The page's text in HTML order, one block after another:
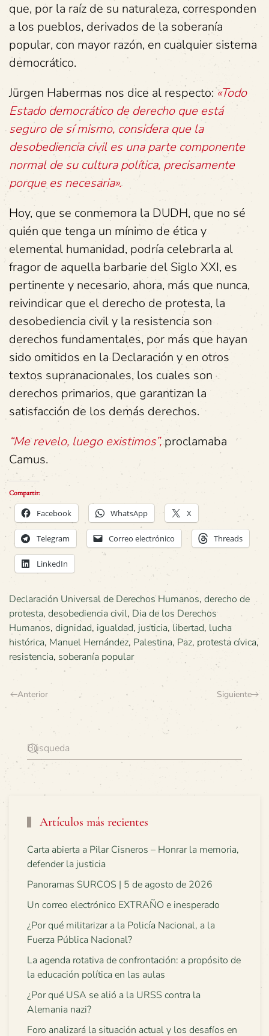
que, por la raíz de su naturaleza, corresponden
a los pueblos, derivados de la soberanía
popular, con mayor razón, en cualquier sistema
democrático.
Jürgen Habermas nos dice al respecto:«Todo
Estado democrático de derecho que está
seguro de sí mismo, considera que la
desobediencia civil es una parte componente
normal de su cultura política, precisamente
porque es necesaria».
Hoy, que se conmemora la DUDH, que no sé
quién que tenga un mínimo de ética y
elemental humanidad, podría celebrarla al
fragor de aquella barbarie del Siglo XXI, es
pertinente y necesario, ahora, más que nunca,
reivindicar que el derecho de protesta, la
desobediencia civil y la resistencia son
derechos fundamentales, por más que hayan
sido omitidos en la Declaración y en otros
textos supranacionales, los cuales son
derechos primarios, que garantizan la
satisfacción de los demás derechos.
“Me revelo, luego existimos”,proclamaba
Camus.
Compartir:
Facebook WhatsApp X
Telegram Correo electrónico Threads
LinkedIn
Declaración Universal de Derechos Humanos, derecho de
protesta, desobediencia civil, Dia de los Derechos
Humanos, dignidad, igualdad, justicia, libertad, lucha
histórica, Manuel Hernández, Palestina, Paz, protesta cívica,
resistencia, soberanía popular
Anterior Siguiente
Artículos más recientes
Carta abierta a Pilar Cisneros – Honrar la memoria,
defender la justicia
Panoramas SURCOS | 5 de agosto de 2026
Un correo electrónico EXTRAÑO e inesperado
¿Por qué militarizar a la Policía Nacional, a la
Fuerza Pública Nacional?
La agenda rotativa de confrontación: a propósito de
la educación política en las aulas
¿Por qué USA se alió a la URSS contra la
Alemania nazi?
Foro analizará la situación actual y los desafíos en